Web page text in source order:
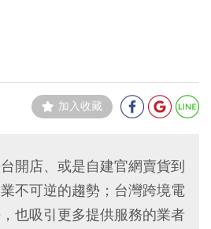
加入收藏
開店、或是自建官網賣貨到
不可逆的趨勢；台灣跨境電
也吸引更多提供服務的業者